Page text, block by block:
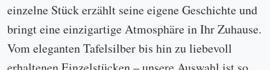
einzelne Stück erzählt seine eigene Geschichte und
bringt eine einzigartige Atmosphäre in Ihr Zuhause.
Vom eleganten Tafelsilber bis hin zu liebevoll